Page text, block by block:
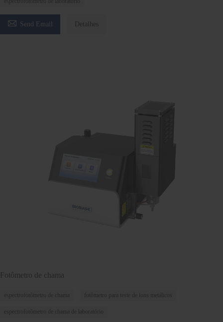
 Send Email Detalhes
Fotômetro de chama
espectrofotômetro de chama fotômetro para teste de íons metálicos
espectrofotômetro de chama de laboratório